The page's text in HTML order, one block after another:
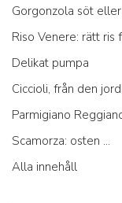
Gorgonzola söt eller
Riso Venere: rätt ris
Delikat pumpa
Ciccioli, från den
Parmigiano
Scamorza: osten ...
Alla innehåll